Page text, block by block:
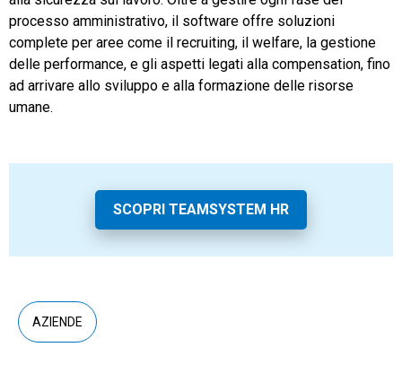
processo amministrativo, il software offre soluzioni
complete per aree come il recruiting, il welfare, la gestione
delle performance, e gli aspetti legati alla compensation, fino
ad arrivare allo sviluppo e alla formazione delle risorse
umane.
SCOPRI TEAMSYSTEM HR
AZIENDE